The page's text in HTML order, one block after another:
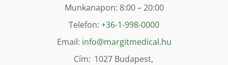
Munkanapon: 8:00 – 20:00
Telefon: +36-1-998-0000
Email: info@margitmedical.hu
Cím: 1027 Budapest,